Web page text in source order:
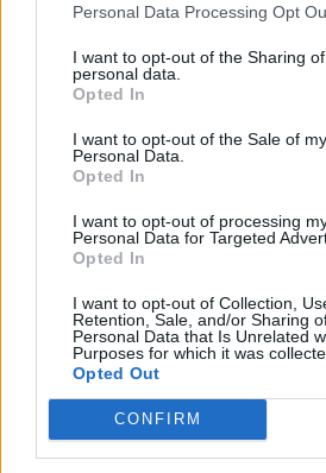
Personal Data Processing Opt
I want to opt-out of the Sharing
personal data.
Opted In
I want to opt-out of the Sale of my
Personal Data.
Opted In
I want to opt-out of processing
Personal Data for Targeted
Opted In
I want to opt-out of Collection,
Retention, Sale, and/or Sharing
Personal Data that Is Unrelated
Purposes for which it was
Opted Out
CONFIRM
Marfin ‑ η
κρατητήρια
μεταφέρθηκε
του ελληνικού
Τραγωδία στα Μάλια με
Βούτηξε να σώσει τη φίλη
παιδιά φώναζαν για βοήθεια
Η νεκροψία-νεκροτομή στη σορό της
πνιγμό εντός ύδατος ως αιτία
αναμένεται να παραλάβει σήμερα η